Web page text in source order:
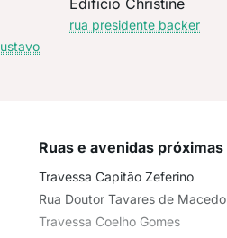
Edificio Christine
rua presidente backer
Ruas e avenidas próximas
Travessa Capitão Zeferino
Rua Doutor Tavares de Macedo
Travessa Coelho Gomes